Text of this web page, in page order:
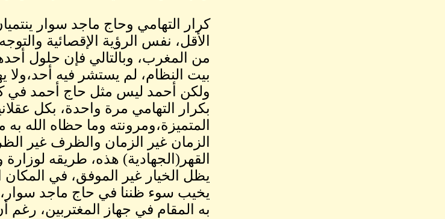
كرار التهامي وحاج ماجد سوار
الأقل، نفس الرؤية الإقصائية
من المغرب، وبالتالي فإن حلول
بيت النظام، لم يستشر فيه
ولكن أحمد ليس مثل حاج أحمد في
بكرار التهامي مرة واحدة، بكل
المتميزة،ومرونته وما حظاه الله
الزمان غير الزمان والظرف غير
القهر(الجهادية) هذه، طريقه
يظل الخيار غير الموفق، في
يخيب سوء ظننا في حاج ماجد
به المقام في جهاز المغتربين، رغم